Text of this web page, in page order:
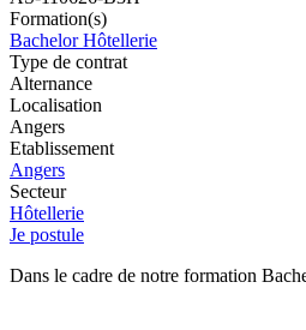
Formation(s)
Bachelor Hôtellerie
Type de contrat
Alternance
Localisation
Angers
Etablissement
Angers
Secteur
Hôtellerie
Je postule
Dans le cadre de notre formation